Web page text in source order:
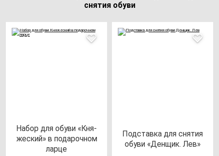
снятия обуви
Набор для обу­ви «Кня­
жес­кий» в по­да­роч­ном
лар­це
Под­став­ка для сня­тия
обу­ви «Ден­щик. Лев»